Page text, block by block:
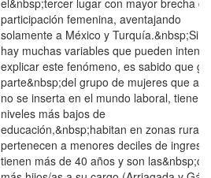
el&nbsp;tercer lugar con mayor brecha de
participación femenina, aventajando
solamente a México y Turquía.&nbsp;Si
hay muchas variables que pueden
explicar este fenómeno, es sabido que
parte&nbsp;del grupo de mujeres que aún
no se inserta en el mundo laboral, tiene
niveles más bajos de
educación,&nbsp;habitan en zonas
pertenecen a menores deciles de ingreso,
tienen más de 40 años y son